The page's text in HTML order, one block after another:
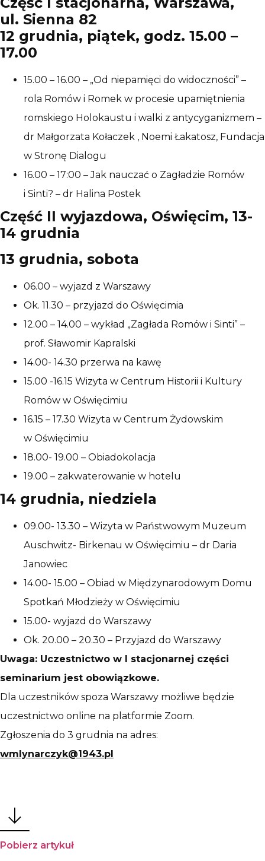
ul. Sienna 82
12 grudnia, piątek, godz. 15.00 –
17.00
15.00 – 16.00 – „Od niepamięci do widoczności” –
rola Romów i Romek w procesie upamiętnienia
romskiego Holokaustu i walki z antycyganizmem –
dr Małgorzata Kołaczek , Noemi Łakatosz, Fundacja
w Stronę Dialogu
16.00 – 17:00 – Jak nauczać o Zagładzie Romów
i Sinti? – dr Halina Postek
Część II wyjazdowa, Oświęcim, 13-
14 grudnia
13 grudnia, sobota
06.00 – wyjazd z Warszawy
Ok. 11.30 – przyjazd do Oświęcimia
12.00 – 14.00 – wykład „Zagłada Romów i Sinti” –
prof. Sławomir Kapralski
14.00- 14.30 przerwa na kawę
15.00 -16.15 Wizyta w Centrum Historii i Kultury
Romów w Oświęcimiu
16.15 – 17.30 Wizyta w Centrum Żydowskim
w Oświęcimiu
18.00- 19.00 – Obiadokolacja
19.00 – zakwaterowanie w hotelu
14 grudnia, niedziela
09.00- 13.30 – Wizyta w Państwowym Muzeum
Auschwitz- Birkenau w Oświęcimiu – dr Daria
Janowiec
14.00- 15.00 – Obiad w Międzynarodowym Domu
Spotkań Młodzieży w Oświęcimiu
15.00- wyjazd do Warszawy
Ok. 20.00 – 20.30 – Przyjazd do Warszawy
Uwaga: Uczestnictwo w I stacjonarnej części
seminarium jest obowiązkowe.
Dla uczestników spoza Warszawy możliwe będzie
uczestnictwo online na platformie Zoom.
Zgłoszenia do 3 grudnia na adres:
wmlynarczyk@1943.pl
Pobierz artykuł